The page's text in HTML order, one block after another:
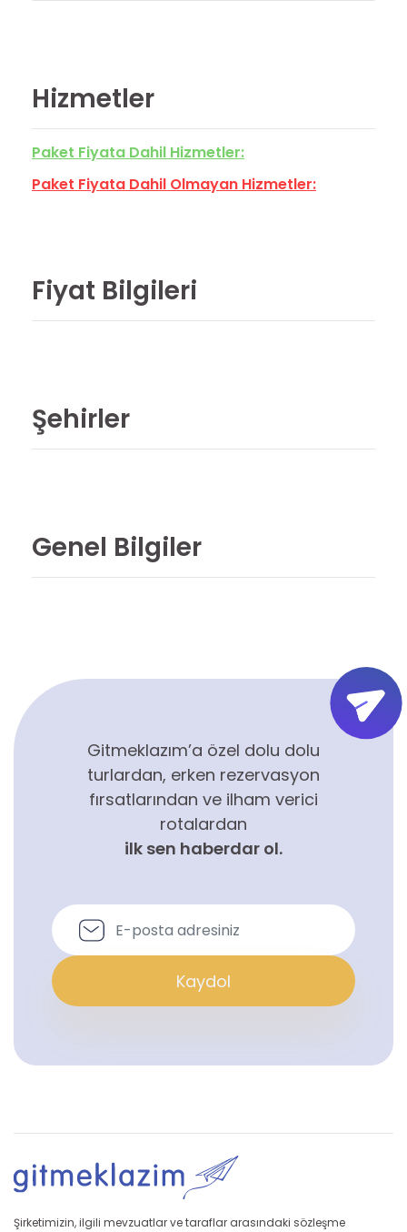
Hizmetler
Paket Fiyata Dahil Hizmetler:
Paket Fiyata Dahil Olmayan Hizmetler:
Fiyat Bilgileri
Şehirler
Genel Bilgiler
Gitmeklazım’a özel dolu dolu
turlardan, erken rezervasyon
fırsatlarından ve ilham verici
rotalardan
ilk sen haberdar ol.
Kaydol
Şirketimizin, ilgili mevzuatlar ve taraflar arasındaki sözleşme